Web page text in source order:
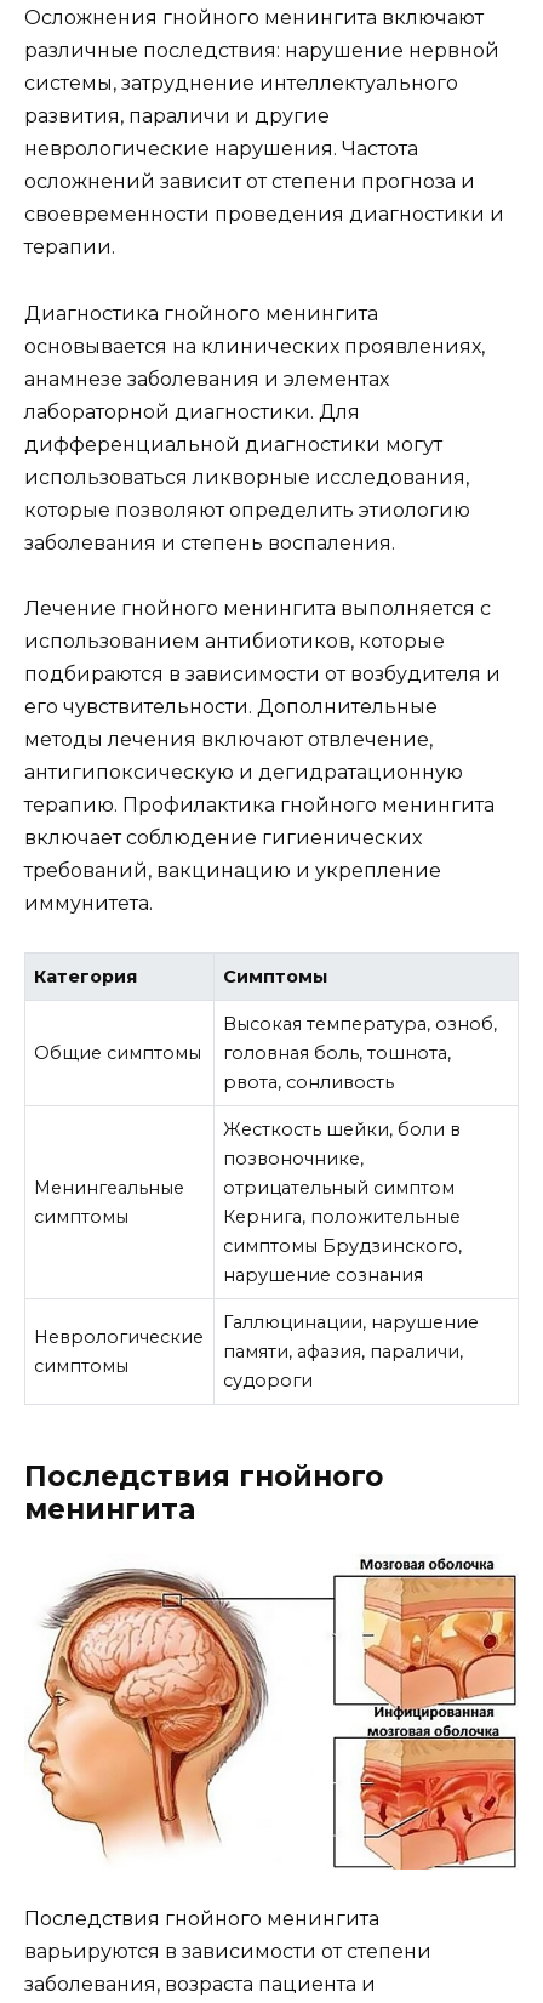
Осложнения гнойного менингита включают
различные последствия: нарушение нервной
системы, затруднение интеллектуального
развития, параличи и другие
неврологические нарушения. Частота
осложнений зависит от степени прогноза и
своевременности проведения диагностики и
терапии.
Диагностика гнойного менингита
основывается на клинических проявлениях,
анамнезе заболевания и элементах
лабораторной диагностики. Для
дифференциальной диагностики могут
использоваться ликворные исследования,
которые позволяют определить этиологию
заболевания и степень воспаления.
Лечение гнойного менингита выполняется с
использованием антибиотиков, которые
подбираются в зависимости от возбудителя и
его чувствительности. Дополнительные
методы лечения включают отвлечение,
антигипоксическую и дегидратационную
терапию. Профилактика гнойного менингита
включает соблюдение гигиенических
требований, вакцинацию и укрепление
иммунитета.
Категория Симптомы
Общие симптомы
Высокая температура, озноб,
головная боль, тошнота,
рвота, сонливость
Менингеальные
симптомы
Жесткость шейки, боли в
позвоночнике,
отрицательный симптом
Кернига, положительные
симптомы Брудзинского,
нарушение сознания
Неврологические
симптомы
Галлюцинации, нарушение
памяти, афазия, параличи,
судороги
Последствия гнойного
менингита
Последствия гнойного менингита
варьируются в зависимости от степени
заболевания, возраста пациента и